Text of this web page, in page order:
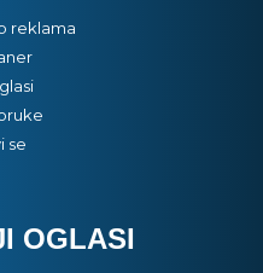
reklama
se
OGLASI